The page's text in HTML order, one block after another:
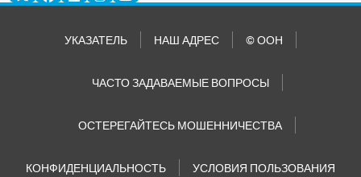
УКАЗАТЕЛЬ НАШ АДРЕС © ООН
ЧАСТО ЗАДАВАЕМЫЕ ВОПРОСЫ
ОСТЕРЕГАЙТЕСЬ МОШЕННИЧЕСТВА
КОНФИДЕНЦИАЛЬНОСТЬ УСЛОВИЯ ПОЛЬЗОВАНИЯ